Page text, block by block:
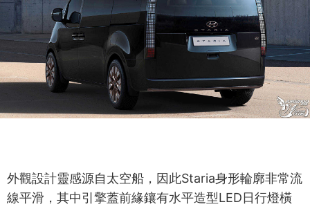
外觀設計靈感源自太空船，因此Staria身形輪廓非常流
線平滑，其中引擎蓋前緣鑲有水平造型LED日行燈橫